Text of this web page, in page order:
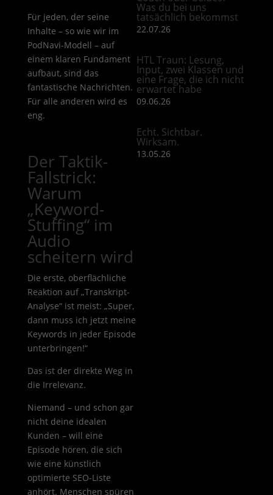
Für jeden, der seine
Inhalte – so wie wir im
PodNavi-Modell – auf
einem klaren Fundament
aufbaut, sind das
fantastische Nachrichten.
Für alle anderen wird es
eng.
Der Taktik-
Fallstrick:
Warum
„Keyword-
Stuffing“ im
Audio
scheitern wird
Die erste, oberflächliche
Reaktion auf „Transkript-
Analyse“ ist meist: „Super,
dann muss ich jetzt meine
Keywords in jeder Episode
unterbringen!“
Das ist der direkte Weg in
die Irrelevanz.
Niemand – und schon gar
nicht deine idealen
Kunden – will eine
Episode hören, die sich
wie eine künstlich
optimierte SEO-Liste
anhört. Menschen spüren
Was du bei uns
tatsächlich bekommst
22.07.26
HTL Traun: Lesung,
Input, zwei Klassen und
eine Frage, die ich nicht
erwartet habe
09.06.26
Echt. Sichtbar.
Wirksam.
13.05.26